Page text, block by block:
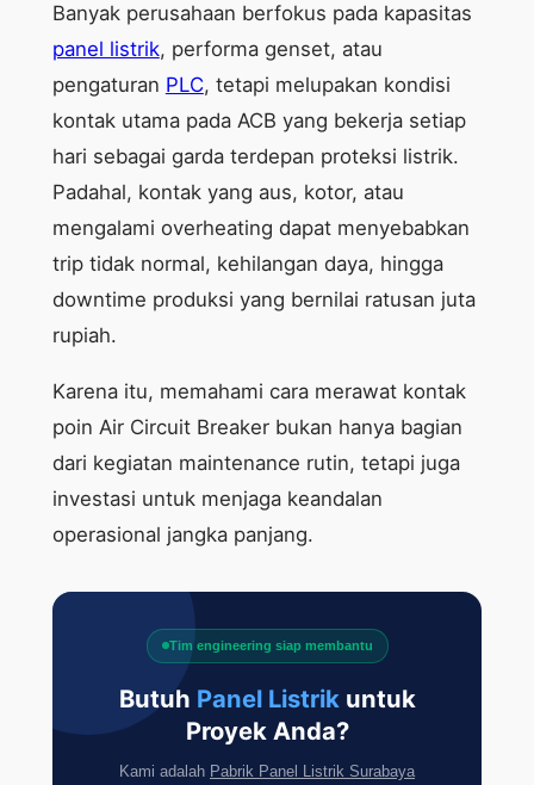
Banyak perusahaan berfokus pada kapasitas
panel listrik, performa genset, atau
pengaturan PLC, tetapi melupakan kondisi
kontak utama pada ACB yang bekerja setiap
hari sebagai garda terdepan proteksi listrik.
Padahal, kontak yang aus, kotor, atau
mengalami overheating dapat menyebabkan
trip tidak normal, kehilangan daya, hingga
downtime produksi yang bernilai ratusan juta
rupiah.
Karena itu, memahami cara merawat kontak
poin Air Circuit Breaker bukan hanya bagian
dari kegiatan maintenance rutin, tetapi juga
investasi untuk menjaga keandalan
operasional jangka panjang.
Tim engineering siap membantu
Butuh Panel Listrik untuk
Proyek Anda?
Kami adalah Pabrik Panel Listrik Surabaya